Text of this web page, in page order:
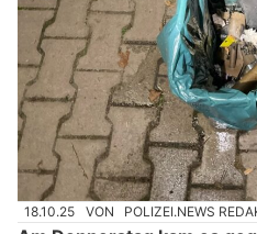
18.10.25 VON POLIZEI.NEWS